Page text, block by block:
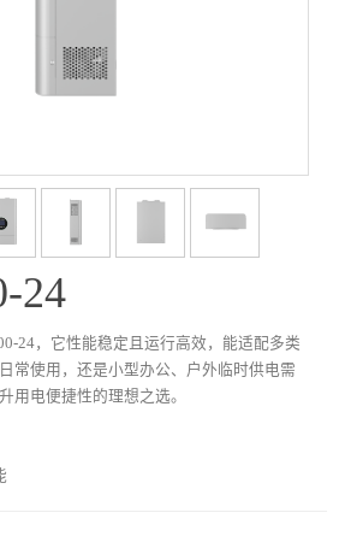
24
24，它性能稳定且运行高效，能适配多类
常使用，还是小型办公、户外临时供电需
用电便捷性的理想之选。